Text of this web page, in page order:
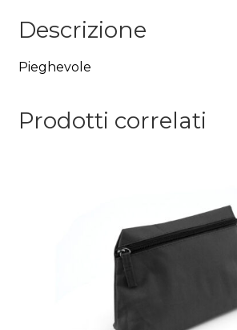
Descrizione
Pieghevole
Prodotti correlati